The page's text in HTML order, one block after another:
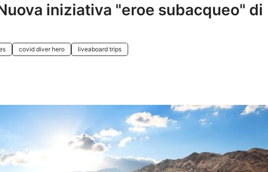
iniziativa "eroe subacqueo" di
covid diver hero liveaboard trips